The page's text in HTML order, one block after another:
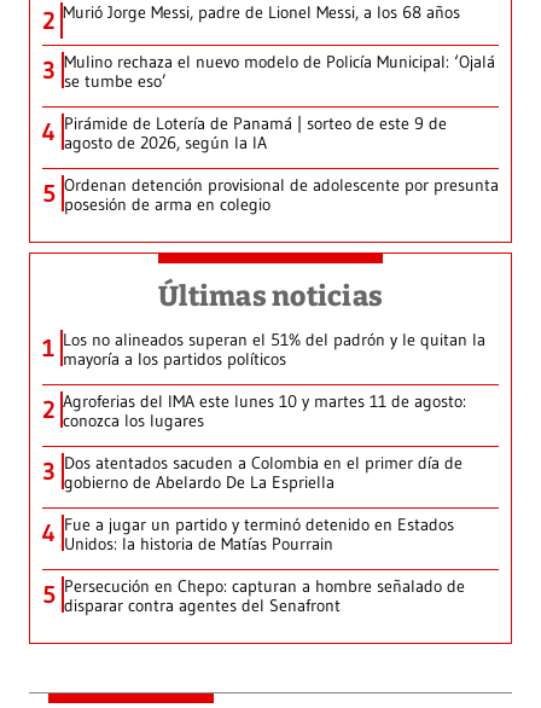
2 Murió Jorge Messi, padre de Lionel Messi, a los 68 años
3 Mulino rechaza el nuevo modelo de Policía Municipal: ‘Ojalá
se tumbe eso’
4 Pirámide de Lotería de Panamá | sorteo de este 9 de
agosto de 2026, según la IA
5 Ordenan detención provisional de adolescente por presunta
posesión de arma en colegio
Últimas noticias
1 Los no alineados superan el 51% del padrón y le quitan la
mayoría a los partidos políticos
2 Agroferias del IMA este lunes 10 y martes 11 de agosto:
conozca los lugares
3 Dos atentados sacuden a Colombia en el primer día de
gobierno de Abelardo De La Espriella
4 Fue a jugar un partido y terminó detenido en Estados
Unidos: la historia de Matías Pourrain
5 Persecución en Chepo: capturan a hombre señalado de
disparar contra agentes del Senafront